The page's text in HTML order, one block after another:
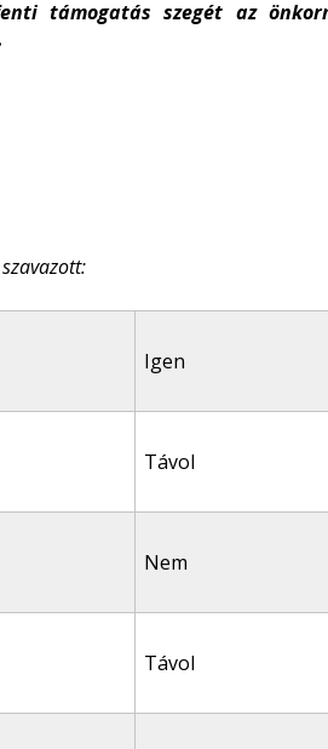
támogatás szegét az
Igen
Távol
Nem
Távol